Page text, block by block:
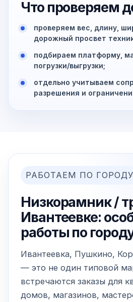
Что проверяем
проверяем вес, длину,
дорожный просвет
подбираем платформу,
погрузки/выгрузки;
отдельно учитываем
разрешения и
РАБОТАЕМ ПО ГОРОДУ
Низкорамник /
Ивантеевке:
работы по
Ивантеевка, Пушкино,
— это не один типовой
встречаются заказы для
домов, магазинов,